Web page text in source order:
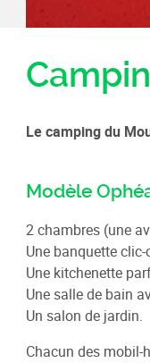
Le camping du
Modèle
2 chambres (une
Une banquette clic-
Une kitchenette
Une salle de bain
Un salon de jardin.
Chacun des mobil-